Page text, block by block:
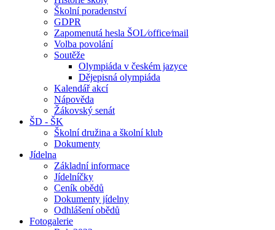
Školní poradenství
GDPR
Zapomenutá hesla ŠOL⁄office⁄mail
Volba povolání
Soutěže
Olympiáda v českém jazyce
Dějepisná olympiáda
Kalendář akcí
Nápověda
Žákovský senát
ŠD - ŠK
Školní družina a školní klub
Dokumenty
Jídelna
Základní informace
Jídelníčky
Ceník obědů
Dokumenty jídelny
Odhlášení obědů
Fotogalerie